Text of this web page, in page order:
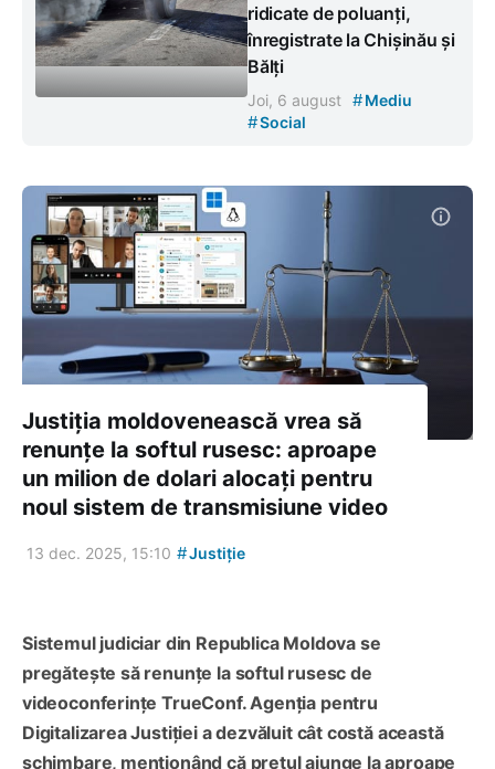
ridicate de poluanți,
înregistrate la Chișinău și
Bălți
Joi, 6 august #Mediu
#Social
Justiția moldovenească vrea să
renunțe la softul rusesc: aproape
un milion de dolari alocați pentru
noul sistem de transmisiune video
13 dec. 2025, 15:10 #Justiție
Sistemul judiciar din Republica Moldova se
pregătește să renunțe la softul rusesc de
videoconferințe TrueConf. Agenția pentru
Digitalizarea Justiției a dezvăluit cât costă această
schimbare, menționând că prețul ajunge la aproape